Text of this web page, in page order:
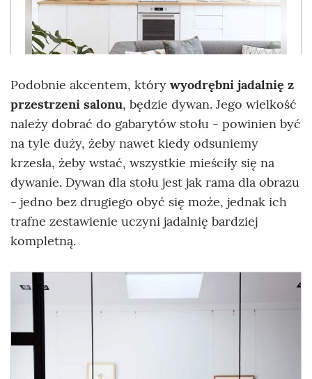
Podobnie akcentem, który wyodrębni jadalnię z
przestrzeni salonu, będzie dywan. Jego wielkość
należy dobrać do gabarytów stołu - powinien być
na tyle duży, żeby nawet kiedy odsuniemy
krzesła, żeby wstać, wszystkie mieściły się na
dywanie. Dywan dla stołu jest jak rama dla obrazu
- jedno bez drugiego obyć się może, jednak ich
trafne zestawienie uczyni jadalnię bardziej
kompletną.